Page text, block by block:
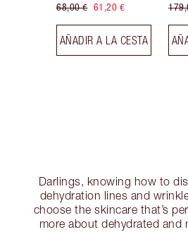
68,00 € 61,20 €
AÑADIR A LA CESTA
Darlings, knowing how to
dehydration lines and
choose the skincare that’s
more about dehydrated and